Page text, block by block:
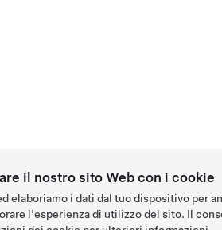
il nostro sito Web con i cookie
elaboriamo i dati dal tuo dispositivo per
l'esperienza di utilizzo del sito. Il